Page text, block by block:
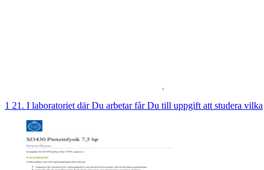
1 21. I laboratoriet där Du arbetar får Du till uppgift att studera vilka